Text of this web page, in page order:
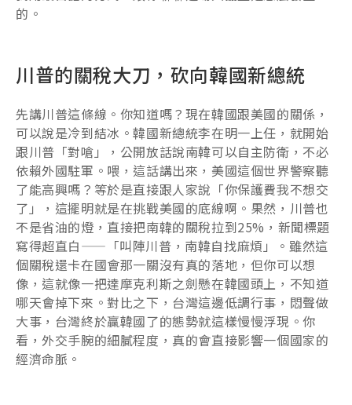
的。
川普的關稅大刀，砍向韓國新總統
先講川普這條線。你知道嗎？現在韓國跟美國的關係，
可以說是冷到結冰。韓國新總統李在明一上任，就開始
跟川普「對嗆」，公開放話說南韓可以自主防衛，不必
依賴外國駐軍。喂，這話講出來，美國這個世界警察聽
了能高興嗎？等於是直接跟人家說「你保護費我不想交
了」，這擺明就是在挑戰美國的底線啊。果然，川普也
不是省油的燈，直接把南韓的關稅拉到25%，新聞標題
寫得超直白——「叫陣川普，南韓自找麻煩」。雖然這
個關稅還卡在國會那一關沒有真的落地，但你可以想
像，這就像一把達摩克利斯之劍懸在韓國頭上，不知道
哪天會掉下來。對比之下，台灣這邊低調行事，悶聲做
大事，台灣終於贏韓國了的態勢就這樣慢慢浮現。你
看，外交手腕的細膩程度，真的會直接影響一個國家的
經濟命脈。